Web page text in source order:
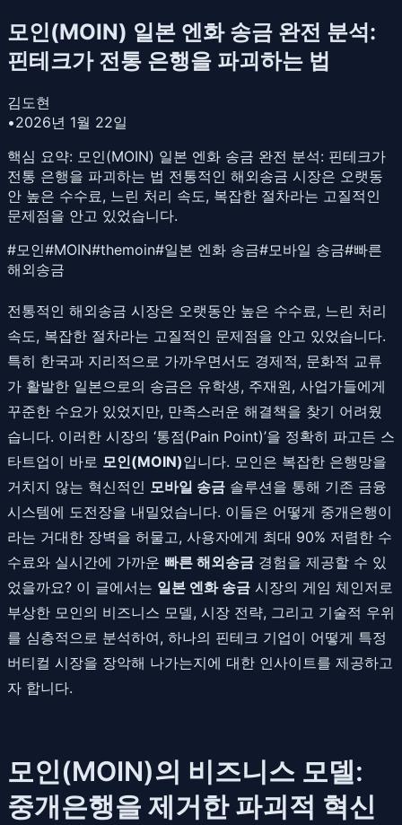
모인(MOIN) 일본 엔화 송금 완전 분석:
핀테크가 전통 은행을 파괴하는 법
김도현
•2026년 1월 22일
핵심 요약: 모인(MOIN) 일본 엔화 송금 완전 분석: 핀테크가
전통 은행을 파괴하는 법 전통적인 해외송금 시장은 오랫동
안 높은 수수료, 느린 처리 속도, 복잡한 절차라는 고질적인
문제점을 안고 있었습니다.
#모인#MOIN#themoin#일본 엔화 송금#모바일 송금#빠른
해외송금
전통적인 해외송금 시장은 오랫동안 높은 수수료, 느린 처리
속도, 복잡한 절차라는 고질적인 문제점을 안고 있었습니다.
특히 한국과 지리적으로 가까우면서도 경제적, 문화적 교류
가 활발한 일본으로의 송금은 유학생, 주재원, 사업가들에게
꾸준한 수요가 있었지만, 만족스러운 해결책을 찾기 어려웠
습니다. 이러한 시장의 ‘통점(Pain Point)’을 정확히 파고든 스
타트업이 바로 모인(MOIN)입니다. 모인은 복잡한 은행망을
거치지 않는 혁신적인 모바일 송금 솔루션을 통해 기존 금융
시스템에 도전장을 내밀었습니다. 이들은 어떻게 중개은행이
라는 거대한 장벽을 허물고, 사용자에게 최대 90% 저렴한 수
수료와 실시간에 가까운 빠른 해외송금 경험을 제공할 수 있
었을까요? 이 글에서는 일본 엔화 송금 시장의 게임 체인저로
부상한 모인의 비즈니스 모델, 시장 전략, 그리고 기술적 우위
를 심층적으로 분석하여, 하나의 핀테크 기업이 어떻게 특정
버티컬 시장을 장악해 나가는지에 대한 인사이트를 제공하고
자 합니다.
모인(MOIN)의 비즈니스 모델:
중개은행을 제거한 파괴적 혁신